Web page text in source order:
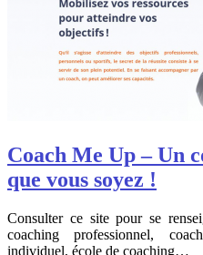
Coach Me Up – Un
que vous soyez !
Consulter ce site pour se
coaching professionnel,
individuel, école de coaching…